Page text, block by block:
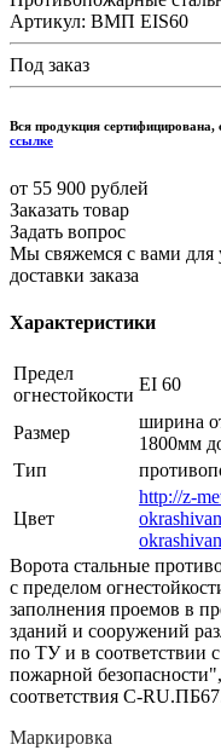
Артикул: ВМП EIS60
Под заказ
Вся продукция
ссылке
от 55 900 рублей
Заказать товар
Задать вопрос
Мы свяжемся с вами для
доставки заказа
Характеристики
Предел
огнестойкости
EI 60
Размер
ширина
1800мм
Тип
Цвет
http://z-
Ворота стальные
с пределом
заполнения проемов в
зданий и сооружений
по ТУ и в соответствии
пожарной
соответствия С-
Маркировка